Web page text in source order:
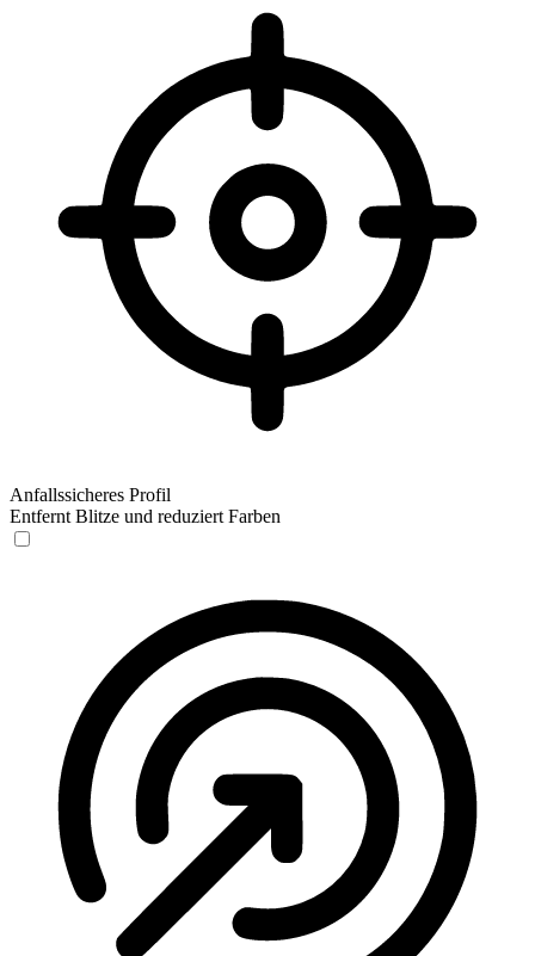
Anfallssicheres Profil
Entfernt Blitze und reduziert Farben